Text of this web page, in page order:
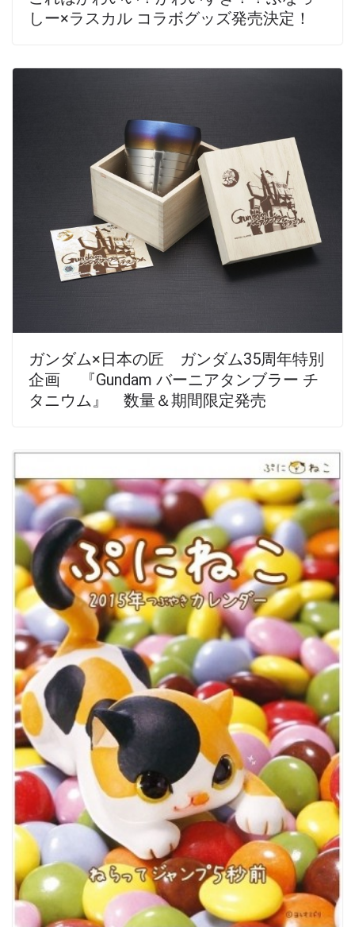
しー×ラスカル コラボグッズ発売決定！
ガンダム×日本の匠 ガンダム35周年特別
企画 『Gundam バーニアタンブラー チ
タニウム』 数量＆期間限定発売